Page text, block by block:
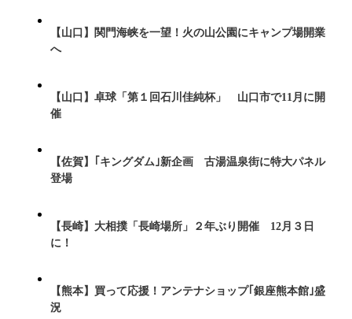
【山口】関門海峡を一望！火の山公園にキャンプ場開業
へ
【山口】卓球「第１回石川佳純杯」 山口市で11月に開
催
【佐賀】｢キングダム｣新企画 古湯温泉街に特大パネル
登場
【長崎】大相撲「長崎場所」２年ぶり開催 12月３日
に！
【熊本】買って応援！アンテナショップ｢銀座熊本館｣盛
況